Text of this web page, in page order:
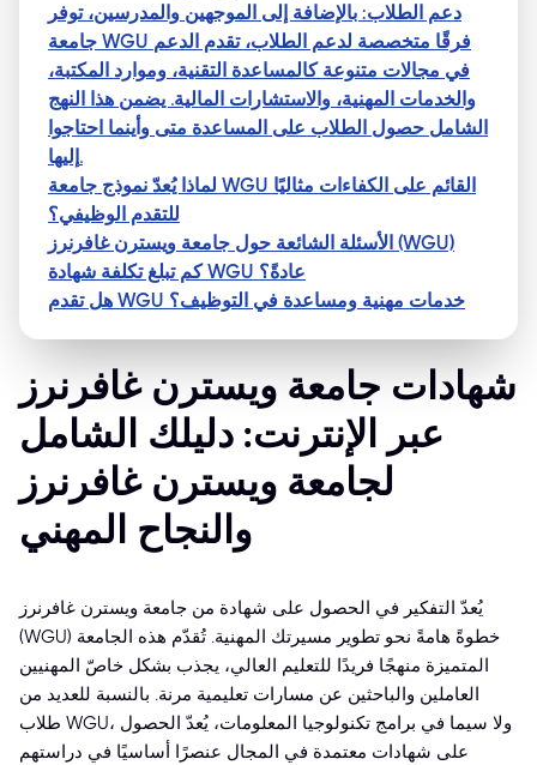
دعم الطلاب: بالإضافة إلى الموجهين والمدرسين، توفر
جامعة WGU فرقًا متخصصة لدعم الطلاب، تقدم الدعم
في مجالات متنوعة كالمساعدة التقنية، وموارد المكتبة،
والخدمات المهنية، والاستشارات المالية. يضمن هذا النهج
الشامل حصول الطلاب على المساعدة متى وأينما احتاجوا
إليها.
لماذا يُعدّ نموذج جامعة WGU القائم على الكفاءات مثاليًا
للتقدم الوظيفي؟
الأسئلة الشائعة حول جامعة ويسترن غافرنرز (WGU)
كم تبلغ تكلفة شهادة WGU عادةً؟
هل تقدم WGU خدمات مهنية ومساعدة في التوظيف؟
شهادات جامعة ويسترن غافرنرز
عبر الإنترنت: دليلك الشامل
لجامعة ويسترن غافرنرز
والنجاح المهني
يُعدّ التفكير في الحصول على شهادة من جامعة ويسترن غافرنرز
(WGU) خطوةً هامةً نحو تطوير مسيرتك المهنية. تُقدّم هذه الجامعة
المتميزة منهجًا فريدًا للتعليم العالي، يجذب بشكل خاصّ المهنيين
العاملين والباحثين عن مسارات تعليمية مرنة. بالنسبة للعديد من
طلاب WGU، ولا سيما في برامج تكنولوجيا المعلومات، يُعدّ الحصول
على شهادات معتمدة في المجال عنصرًا أساسيًا في دراستهم